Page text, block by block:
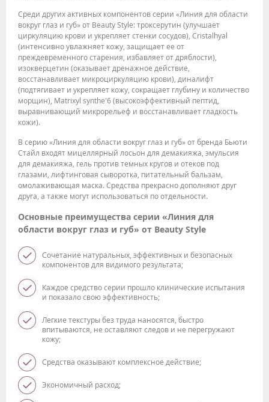
Среди других активных компонентов серии «Линия для области
вокруг глаз и губ» от Beauty Style: троксерутин (улучшает
циркуляцию крови и укрепляет стенки сосудов), Cristalhyal
(интенсивно увлажняет кожу, защищает ее от
преждевременного старения, избавляет от дряблости),
изокверцетин (оказывает дренажное действие,
восстанавливает микроциркуляцию крови), диналифт
(подтягивает и укрепляет кожу, сокращает глубину и количество
морщин), Matrixyl synthe'6 (высокоэффективный пептид,
выравнивающий микрорельеф и восстанавливает гладкость
кожи).
В серию «Линия для области вокруг глаз и губ» от бренда Бьюти
Стайл входят мицеллярный лосьон для демакияжа, эмульсия
для демакияжа, гель против темных кругов и отеков под
глазами, лифтинговая сыворотка, питательный бальзам,
омолаживающая маска. Средства прекрасно дополняют друг
друга, а также могут использоваться по отдельности.
Основные преимущества серии «Линия для
области вокруг глаз и губ» от Beauty Style
Сочетание натуральных, эффективных и безопасных
компонентов для видимого результата;
Каждое средство серии прошло клинические испытания
и показало свою эффективность;
Легкие текстуры без труда наносятся, быстро
впитываются, не оставляют следов и не перегружают
кожу;
Средства оказывают комплексное действие;
Экономичный расход;